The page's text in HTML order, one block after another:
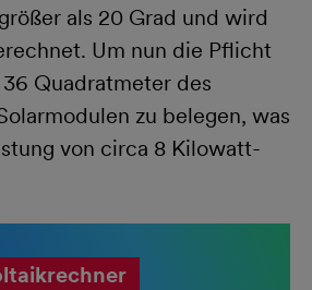
als 20 Grad und wird
Um nun die Pflicht
Quadratmeter des
zu belegen, was
von circa 8 Kilowatt-